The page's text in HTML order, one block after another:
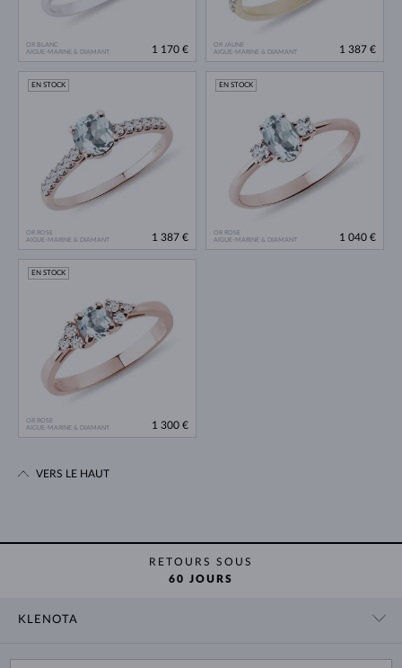
OR BLANC
AIGUE-MARINE & DIAMANT
1 170 €
OR JAUNE
AIGUE-MARINE & DIAMANT
1 387 €
OR ROSE
AIGUE-MARINE & DIAMANT
EN STOCK
1 387 €
OR ROSE
AIGUE-MARINE & DIAMANT
EN STOCK
1 040 €
OR ROSE
AIGUE-MARINE & DIAMANT
EN STOCK
1 300 €
VERS LE HAUT
RETOURS SOUS
60 JOURS
KLENOTA